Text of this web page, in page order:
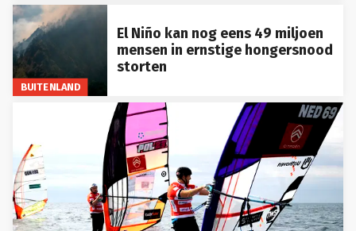
BUITENLAND
El Niño kan nog eens 49 miljoen
mensen in ernstige hongersnood
storten